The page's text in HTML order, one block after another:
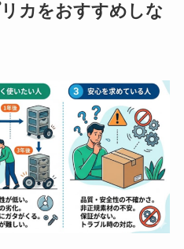
カをおすすめしな